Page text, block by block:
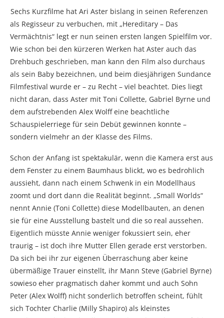
Sechs Kurzfilme hat Ari Aster bislang in seinen Referenzen
als Regisseur zu verbuchen, mit „Hereditary – Das
Vermächtnis“ legt er nun seinen ersten langen Spielfilm vor.
Wie schon bei den kürzeren Werken hat Aster auch das
Drehbuch geschrieben, man kann den Film also durchaus
als sein Baby bezeichnen, und beim diesjährigen Sundance
Filmfestival wurde er – zu Recht – viel beachtet. Dies liegt
nicht daran, dass Aster mit Toni Collette, Gabriel Byrne und
dem aufstrebenden Alex Wolff eine beachtliche
Schauspielerriege für sein Debüt gewinnen konnte –
sondern vielmehr an der Klasse des Films.
Schon der Anfang ist spektakulär, wenn die Kamera erst aus
dem Fenster zu einem Baumhaus blickt, wo es bedrohlich
aussieht, dann nach einem Schwenk in ein Modellhaus
zoomt und dort dann die Realität beginnt. „Small Worlds“
nennt Annie (Toni Collette) diese Modellbauten, an denen
sie für eine Ausstellung bastelt und die so real aussehen.
Eigentlich müsste Annie weniger fokussiert sein, eher
traurig – ist doch ihre Mutter Ellen gerade erst verstorben.
Da sich bei ihr zur eigenen Überraschung aber keine
übermäßige Trauer einstellt, ihr Mann Steve (Gabriel Byrne)
sowieso eher pragmatisch daher kommt und auch Sohn
Peter (Alex Wolff) nicht sonderlich betroffen scheint, fühlt
sich Tochter Charlie (Milly Shapiro) als kleinstes